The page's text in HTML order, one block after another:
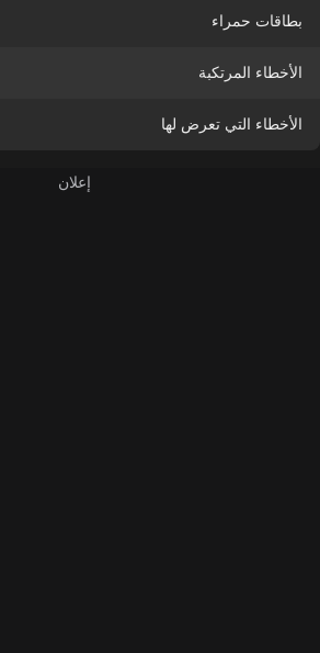
بطاقات حمراء
الأخطاء المرتكبة
الأخطاء التي تعرض لها